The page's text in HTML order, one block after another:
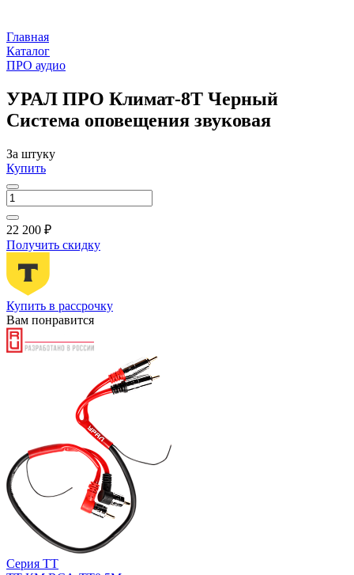
Главная
Каталог
ПРО аудио
УРАЛ ПРО Климат-8T Черный
Система оповещения звуковая
За штуку
Купить
22 200 ₽
Получить скидку
Купить в рассрочку
Вам понравится
Серия ТТ